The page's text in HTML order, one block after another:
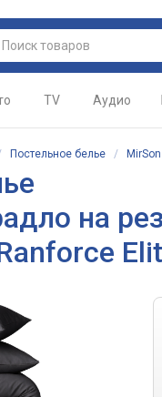
TV Аудио
Постельное белье / MirSon
на